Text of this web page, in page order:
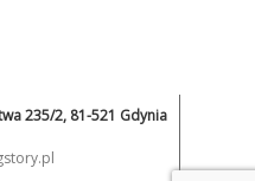
235/2, 81-521 Gdynia